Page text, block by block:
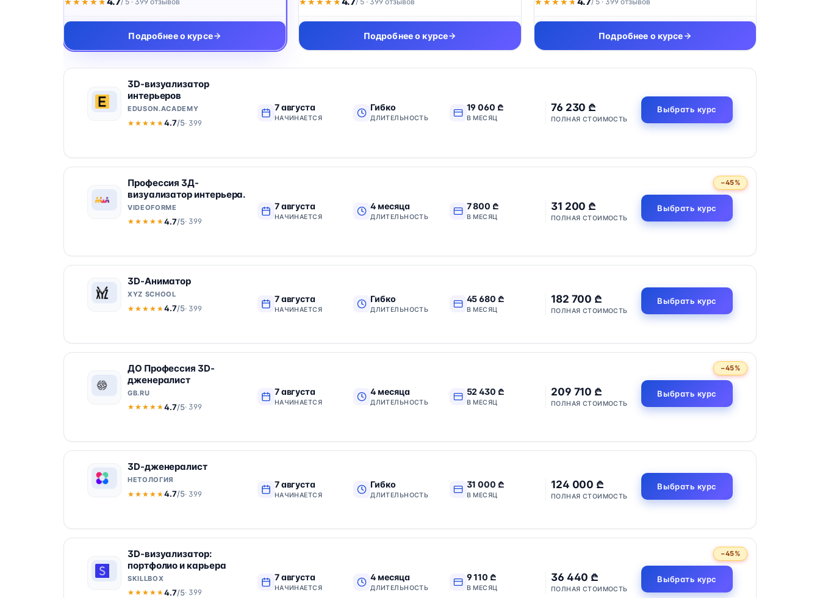
Подробнее о курсе Подробнее о курсе Подробнее о курсе
3D-визуализатор
интерьеров
EDUSON.ACADEMY
★★★★★
★★★★★ 4.7/5· 399
7 августа
НАЧИНАЕТСЯ
Гибко
ДЛИТЕЛЬНОСТЬ
19 060 ₾
В МЕСЯЦ
76 230 ₾
ПОЛНАЯ СТОИМОСТЬ
Выбрать курс
−45%
Профессия 3Д-
визуализатор интерьера.
VIDEOFORME
★★★★★
★★★★★ 4.7/5· 399
7 августа
НАЧИНАЕТСЯ
4 месяца
ДЛИТЕЛЬНОСТЬ
7 800 ₾
В МЕСЯЦ
31 200 ₾
ПОЛНАЯ СТОИМОСТЬ
Выбрать курс
3D-Аниматор
XYZ SCHOOL
★★★★★
★★★★★ 4.7/5· 399
7 августа
НАЧИНАЕТСЯ
Гибко
ДЛИТЕЛЬНОСТЬ
45 680 ₾
В МЕСЯЦ
182 700 ₾
ПОЛНАЯ СТОИМОСТЬ
Выбрать курс
−45%
ДО Профессия 3D-
дженералист
GB.RU
★★★★★
★★★★★ 4.7/5· 399
7 августа
НАЧИНАЕТСЯ
4 месяца
ДЛИТЕЛЬНОСТЬ
52 430 ₾
В МЕСЯЦ
209 710 ₾
ПОЛНАЯ СТОИМОСТЬ
Выбрать курс
3D-дженералист
НЕТОЛОГИЯ
★★★★★
★★★★★ 4.7/5· 399
7 августа
НАЧИНАЕТСЯ
Гибко
ДЛИТЕЛЬНОСТЬ
31 000 ₾
В МЕСЯЦ
124 000 ₾
ПОЛНАЯ СТОИМОСТЬ
Выбрать курс
−45%
3D-визуализатор:
портфолио и карьера
SKILLBOX
★★★★★
★★★★★ 4.7/5· 399
7 августа
НАЧИНАЕТСЯ
4 месяца
ДЛИТЕЛЬНОСТЬ
9 110 ₾
В МЕСЯЦ
36 440 ₾
ПОЛНАЯ СТОИМОСТЬ
Выбрать курс